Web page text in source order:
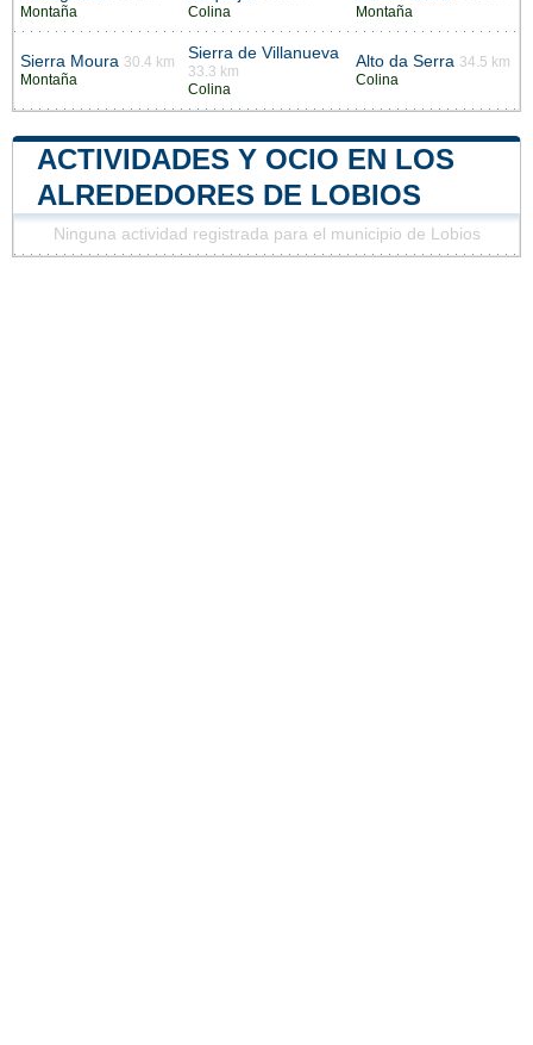
Montaña
Colina
Montaña
Sierra Moura 30.4 km
Montaña
Sierra de Villanueva
33.3 km
Colina
Alto da Serra 34.5 km
Colina
ACTIVIDADES Y OCIO EN LOS
ALREDEDORES DE LOBIOS
Ninguna actividad registrada para el municipio de Lobios